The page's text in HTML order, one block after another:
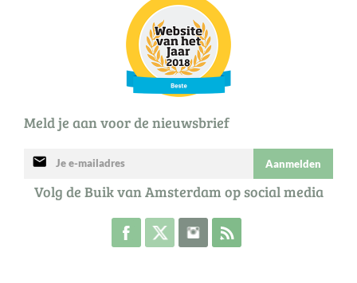
Meld je aan voor de nieuwsbrief
mail Aanmelden
Volg de Buik van Amsterdam op social media
Volg de Buik op Facebook
Volg de Buik op Twitter
Volg de Buik op Instagram